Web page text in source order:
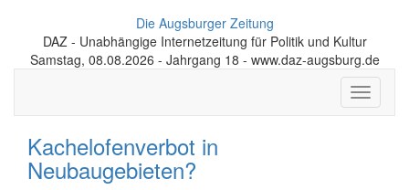
Die Augsburger Zeitung
DAZ - Unabhängige Internetzeitung für Politik und Kultur
Samstag, 08.08.2026 - Jahrgang 18 - www.daz-augsburg.de
Toggle
Kachelofenverbot in
Neubaugebieten?